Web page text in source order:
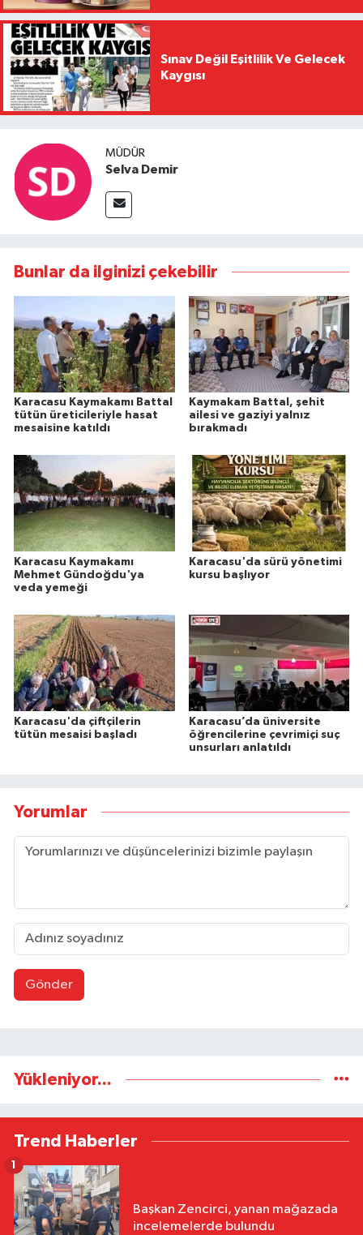
Sınav Değil Eşitlilik Ve Gelecek
Kaygısı
MÜDÜR
Selva Demir
Bunlar da ilginizi çekebilir
Karacasu Kaymakamı Battal
tütün üreticileriyle hasat
mesaisine katıldı
Kaymakam Battal, şehit
ailesi ve gaziyi yalnız
bırakmadı
Karacasu Kaymakamı
Mehmet Gündoğdu'ya
veda yemeği
Karacasu'da sürü yönetimi
kursu başlıyor
Karacasu'da çiftçilerin
tütün mesaisi başladı
Karacasu’da üniversite
öğrencilerine çevrimiçi suç
unsurları anlatıldı
Yorumlar
Gönder
Yükleniyor...
Trend Haberler
Başkan Zencirci, yanan mağazada
incelemelerde bulundu
1